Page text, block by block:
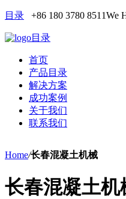
目录 +86 180 3780 8511We
目录
首页
产品目录
解决方案
成功案例
关于我们
联系我们
Home/长春混凝土机械
长春混凝土机